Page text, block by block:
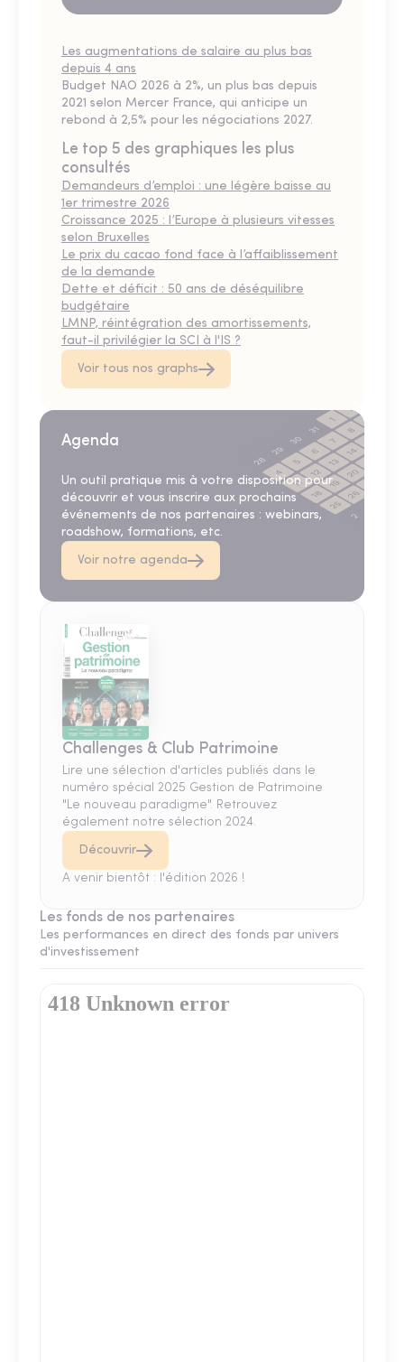
Les augmentations de salaire au plus bas
depuis 4 ans
Budget NAO 2026 à 2%, un plus bas depuis
2021 selon Mercer France, qui anticipe un
rebond à 2,5% pour les négociations 2027.
Le top 5 des graphiques les plus
consultés
Demandeurs d’emploi : une légère baisse au
1er trimestre 2026
Croissance 2025 : l’Europe à plusieurs vitesses
selon Bruxelles
Le prix du cacao fond face à l’affaiblissement
de la demande
Dette et déficit : 50 ans de déséquilibre
budgétaire
LMNP, réintégration des amortissements,
faut-il privilégier la SCI à l'IS ?
Voir tous nos graphs
Agenda
Un outil pratique mis à votre disposition pour
découvrir et vous inscrire aux prochains
événements de nos partenaires : webinars,
roadshow, formations, etc.
Voir notre agenda
Challenges & Club Patrimoine
Lire une sélection d'articles publiés dans le
numéro spécial 2025 Gestion de Patrimoine
"Le nouveau paradigme". Retrouvez
également notre sélection 2024.
Découvrir
A venir bientôt : l'édition 2026 !
Les fonds de nos partenaires
Les performances en direct des fonds par univers
d'investissement